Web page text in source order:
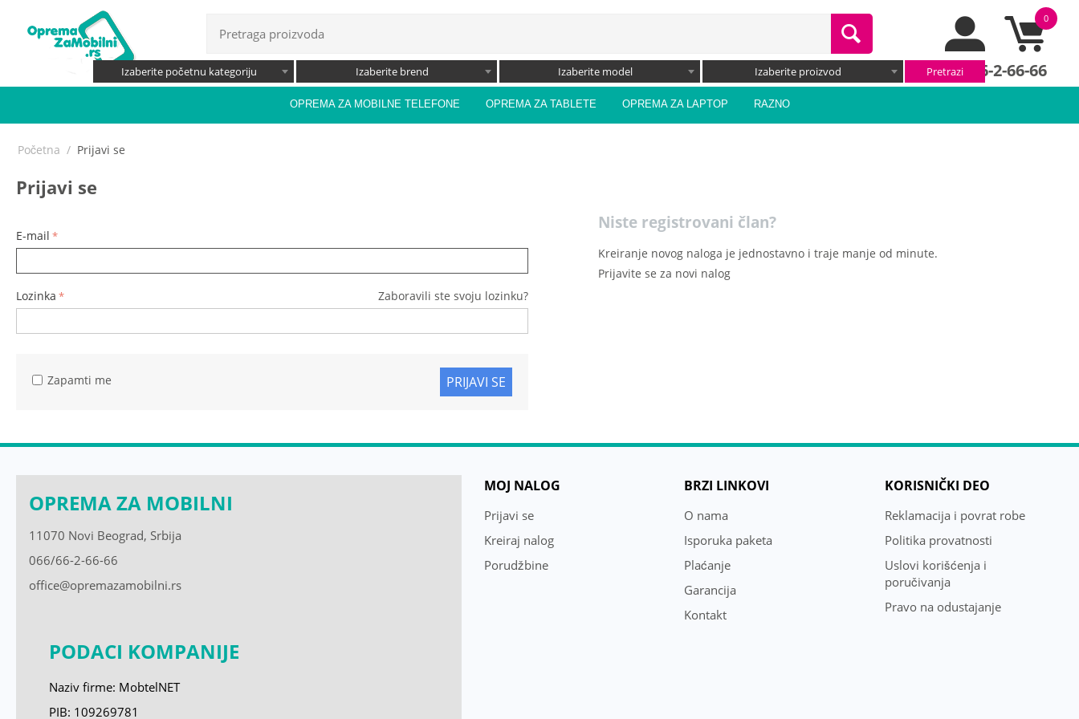
0
066/66-2-66-66
Izaberite početnu kategoriju Izaberite brend Izaberite model Izaberite proizvod
OPREMA ZA MOBILNE TELEFONE OPREMA ZA TABLETE OPREMA ZA LAPTOP RAZNO
Početna / Prijavi se
Prijavi se
E-mail
Lozinka Zaboravili ste svoju lozinku?
PRIJAVI SE
Zapamti me
Niste registrovani član?
Kreiranje novog naloga je jednostavno i traje manje od minute.
Prijavite se za novi nalog
OPREMA ZA MOBILNI
11070 Novi Beograd, Srbija
066/66-2-66-66
office@opremazamobilni.rs
PODACI KOMPANIJE
Naziv firme: MobtelNET
PIB: 109269781
MOJ NALOG
Prijavi se
Kreiraj nalog
Porudžbine
BRZI LINKOVI
O nama
Isporuka paketa
Plaćanje
Garancija
Kontakt
KORISNIČKI DEO
Reklamacija i povrat robe
Politika provatnosti
Uslovi korišćenja i
poručivanja
Pravo na odustajanje